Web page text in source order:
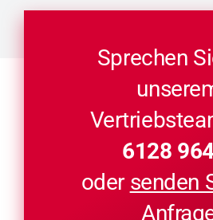
Sprechen
6128
oder senden